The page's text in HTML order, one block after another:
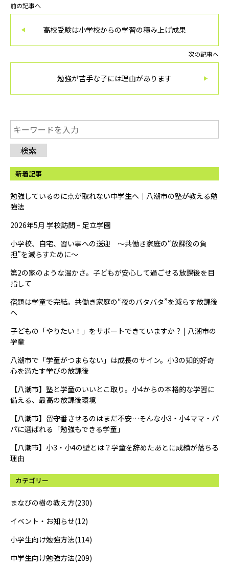
検索
新着記事
勉強しているのに点が取れない中学生へ｜八潮市の塾が教える勉
強法
2026年5月 学校訪問 – 足立学園
小学校、自宅、習い事への送迎 ～共働き家庭の“放課後の負
担”を減らすために～
第2の家のような温かさ。子どもが安心して過ごせる放課後を目
指して
宿題は学童で完結。共働き家庭の“夜のバタバタ”を減らす放課後
へ
子どもの「やりたい！」をサポートできていますか？ | 八潮市の
学童
八潮市で「学童がつまらない」は成長のサイン。小3の知的好奇
心を満たす学びの放課後
【八潮市】塾と学童のいいとこ取り。小4からの本格的な学習に
備える、最高の放課後環境
【八潮市】留守番させるのはまだ不安…そんな小3・小4ママ・パ
パに選ばれる「勉強もできる学童」
【八潮市】小3・小4の壁とは？学童を辞めたあとに成績が落ちる
理由
カテゴリー
まなびの樹の教え方(230)
イベント・お知らせ(12)
小学生向け勉強方法(114)
中学生向け勉強方法(209)
前の記事へ
高校受験は小学校からの学習の積み上げ成果
次の記事へ
勉強が苦手な子には理由があります